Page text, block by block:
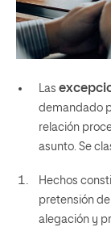
Las
demandado
relación
asunto. Se
Hechos
pretensión
alegación y